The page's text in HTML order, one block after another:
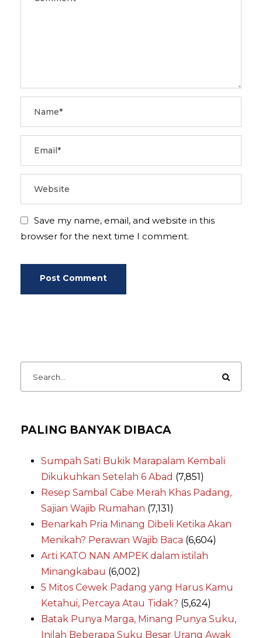
Save my name, email, and website in this
browser for the next time I comment.
PALING BANYAK DIBACA
Sumpah Sati Bukik Marapalam Kembali
Dikukuhkan Setelah 6 Abad (7,851)
Resep Sambal Cabe Merah Khas Padang,
Sajian Wajib Rumahan (7,131)
Benarkah Pria Minang Dibeli Ketika Akan
Menikah? Perawan Wajib Baca (6,604)
Arti KATO NAN AMPEK dalam istilah
Minangkabau (6,002)
5 Mitos Cewek Padang yang Harus Kamu
Ketahui, Percaya Atau Tidak? (5,624)
Batak Punya Marga, Minang Punya Suku,
Inilah Beberapa Suku Besar Urang Awak